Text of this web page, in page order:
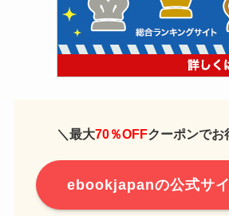
＼ 最大70％OFFクーポンでお
ebookjapanの公式サ